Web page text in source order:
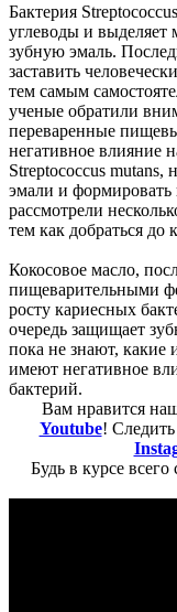
Бактерия
углеводы и выделяет
зубную эмаль.
заставить
тем самым
ученые обратили
переваренные
негативное влияние
Streptococcus mutans,
эмали и формировать
рассмотрели
тем как добраться до
Кокосовое масло,
пищеварительными
росту кариесных
очередь защищает
пока не знают, какие
имеют негативное
бактерий.
Вам нравится
Youtube!
Будь в курсе